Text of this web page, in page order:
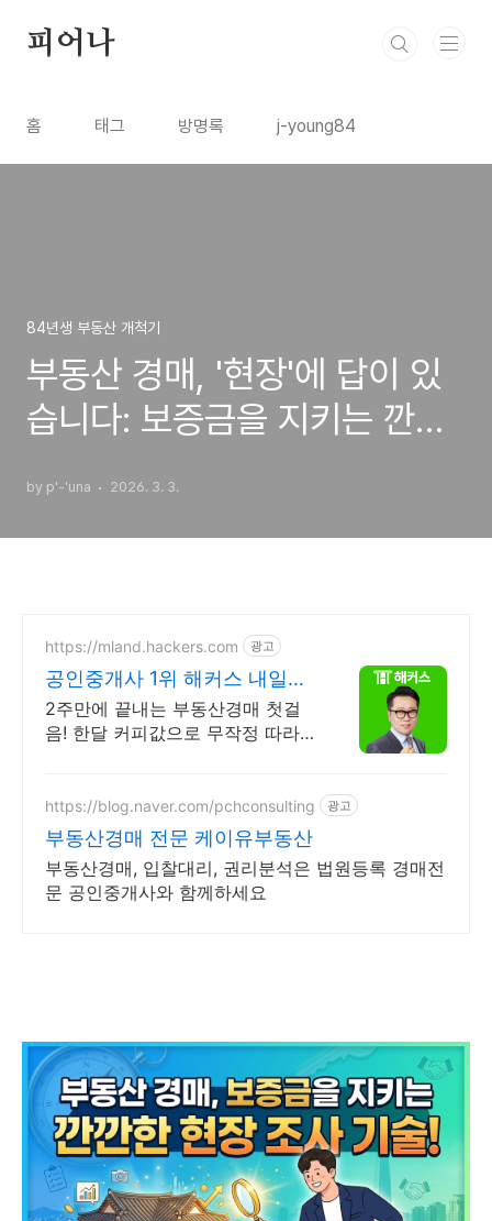
피어나
홈 태그 방명록 j-young84
84년생 부동산 개척기
부동산 경매, '현장'에 답이 있
습니다: 보증금을 지키는 깐깐
by p'-'una 2026. 3. 3.
https://mland.hackers.com 광고
공인중개사 1위 해커스 내일배
움카드 특급지원 혜택!
2주만에 끝내는 부동산경매 첫걸
음! 한달 커피값으로 무작정 따라
https://blog.naver.com/pchconsulting 광고
부동산경매 전문 케이유부동산
부동산경매, 입찰대리, 권리분석은 법원등록 경매전
문 공인중개사와 함께하세요